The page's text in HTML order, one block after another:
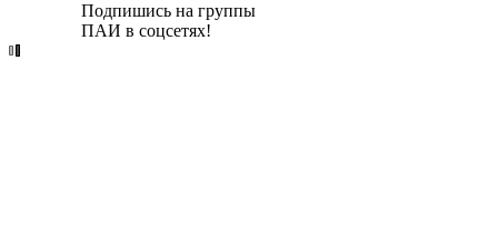
Подпишись на группы
ПАИ в соцсетях!